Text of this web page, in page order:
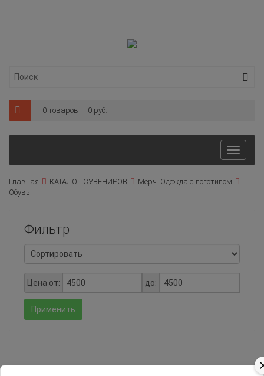
0 товаров — 0 руб.
Главная КАТАЛОГ СУВЕНИРОВ
Мерч. Одежда с логотипом
Обувь
Фильтр
Цена от: до:
Применить